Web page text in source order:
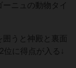
ニュの動物タイ
うと神殿と裏面
位に得点が入る↓